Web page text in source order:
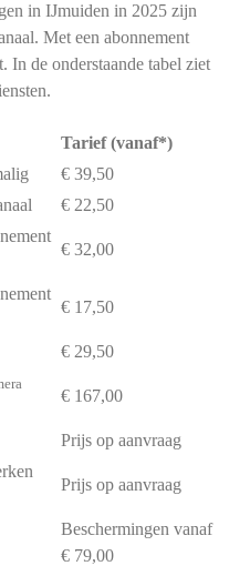
in IJmuiden in 2025 zijn
Met een abonnement
In de onderstaande tabel ziet
Tarief (vanaf*)
€ 39,50
€ 22,50
€ 32,00
€ 17,50
€ 29,50
€ 167,00
Prijs op aanvraag
Prijs op aanvraag
Beschermingen vanaf
€ 79,00